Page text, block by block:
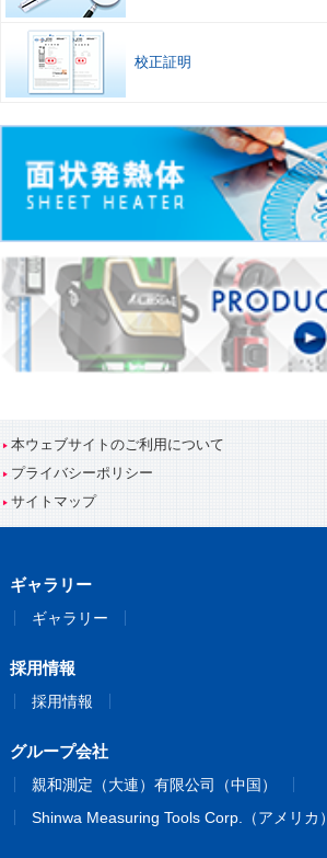
校正証明
本ウェブサイトのご利用について
プライバシーポリシー
サイトマップ
ギャラリー
ギャラリー
採用情報
採用情報
グループ会社
親和測定（大連）有限公司（中国）
Shinwa Measuring Tools Corp.（アメリカ）